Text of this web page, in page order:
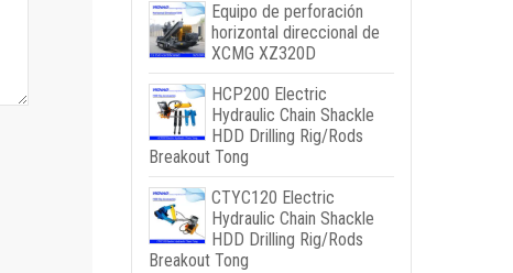
Equipo de perforación
horizontal direccional de
XCMG XZ320D
HCP200 Electric
Hydraulic Chain Shackle
HDD Drilling Rig/Rods
Breakout Tong
CTYC120 Electric
Hydraulic Chain Shackle
HDD Drilling Rig/Rods
Breakout Tong